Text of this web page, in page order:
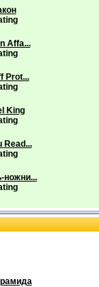
Affa...
Prot...
King
Read...
ножни...